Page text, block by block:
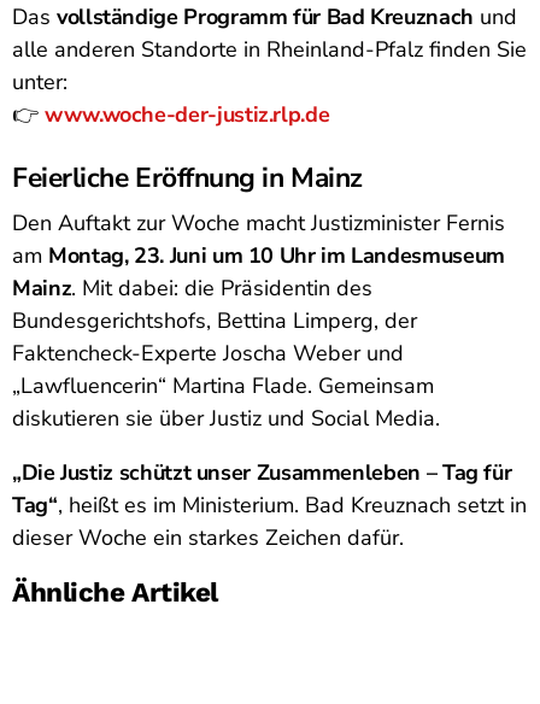
Das vollständige Programm für Bad Kreuznach und
alle anderen Standorte in Rheinland-Pfalz finden Sie
unter:
👉 www.woche-der-justiz.rlp.de
Feierliche Eröffnung in Mainz
Den Auftakt zur Woche macht Justizminister Fernis
am Montag, 23. Juni um 10 Uhr im Landesmuseum
Mainz. Mit dabei: die Präsidentin des
Bundesgerichtshofs, Bettina Limperg, der
Faktencheck-Experte Joscha Weber und
„Lawfluencerin“ Martina Flade. Gemeinsam
diskutieren sie über Justiz und Social Media.
„Die Justiz schützt unser Zusammenleben – Tag für
Tag“, heißt es im Ministerium. Bad Kreuznach setzt in
dieser Woche ein starkes Zeichen dafür.
Ähnliche Artikel